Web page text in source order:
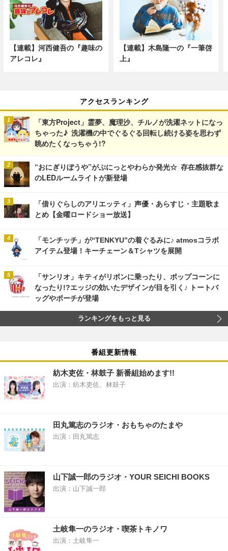
【連載】河西健吾の『趣味の
アレコレ』
【連載】木島隆一の『一筆啓
上』
アクセスランキング
「東方Project」霊夢、魔理沙、チルノが洗濯ネットになっ
ちゃった♪ 洗濯機の中でぐるぐる回転し続ける姿を思わず
眺めたくなっちゃう!?
“おにぎりぼうや”がぷにっとやわらか発光☆ 存在感抜群な
のLEDルームライトが新登場
「借りぐらしのアリエッティ」声優・あらすじ・主題歌ま
とめ【金曜ロードショー放送】
「モンチッチ」が“TENKYU”の着ぐるみに♪ atmosコラボ
アイテム登場！キーチェーン＆Tシャツを展開
「サンリオ」キティがリボンに乗ったり、ポップコーンに
なったり!?エッジの効いたデザインが目を引く♪ トートバ
ッグやポーチが登場
ランキングをもっと見る
番組更新情報
紡木吏佐・林鼓子 新番組始めます!!
出演：紡木吏佐、林鼓子
田丸篤志のラジオ・おもちゃのたまや
出演：田丸篤志
山下誠一郎のラジオ・YOUR SEICHI BOOKS
出演：山下誠一郎
土岐隼一のラジオ・喫茶トキノワ
出演：土岐隼一